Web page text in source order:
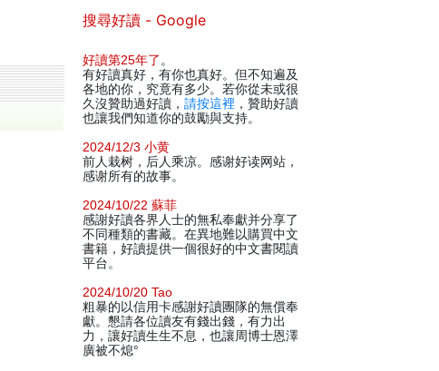
搜尋好讀 - Google
好讀第25年了 。
有好讀真好，有你也真好。但不知遍及
各地的你，究竟有多少。若你從未或很
久沒贊助過好讀， 請按這裡 ，贊助好讀
也讓我們知道你的鼓勵與支持。
2024/12/3 小黄
前人栽树，后人乘凉。感谢好读网站，
感谢所有的故事。
2024/10/22 蘇菲
感謝好讀各界人士的無私奉獻并分享了
不同種類的書藏。在異地難以購買中文
書籍，好讀提供一個很好的中文書閱讀
平台。
2024/10/20 Tao
粗暴的以信用卡感謝好讀團隊的無償奉
獻。懇請各位讀友有錢出錢，有力出
力，讓好讀生生不息，也讓周博士恩澤
廣被不熄°